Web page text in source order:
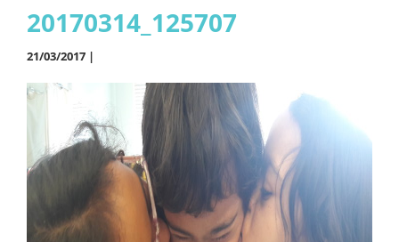
20170314_125707
21/03/2017 |